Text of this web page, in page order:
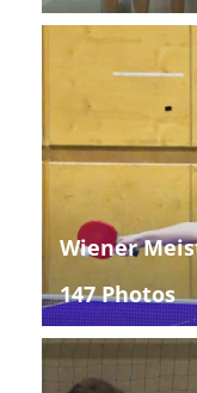
Wiener
147 Photos